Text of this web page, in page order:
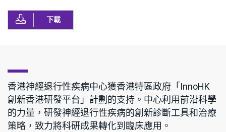
下載
香港神經退行性疾病中心獲香港特區政府「InnoHK
創新香港研發平台」計劃的支持。中心利用前沿科學
的力量，研發神經退行性疾病的創新診斷工具和治療
策略，致力將科研成果轉化到臨床應用。